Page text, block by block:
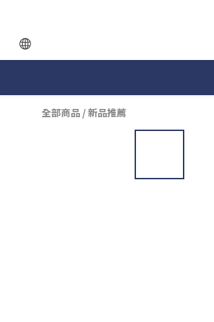
全部商品 /新品推薦